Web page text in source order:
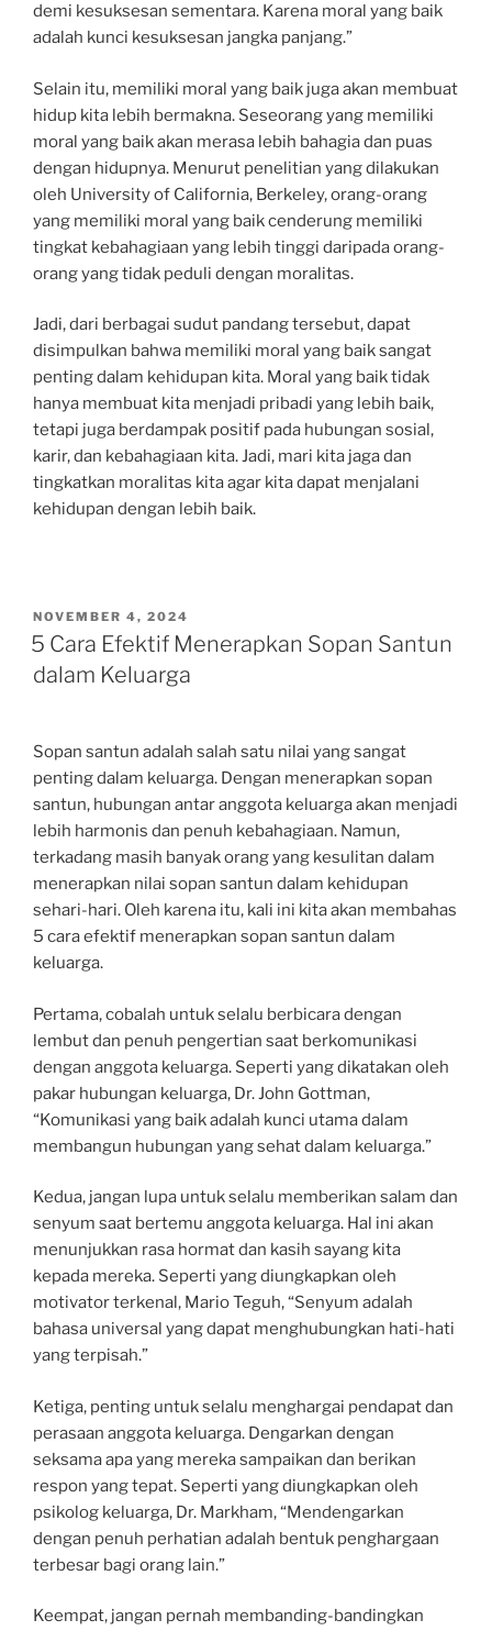
demi kesuksesan sementara. Karena moral yang baik
adalah kunci kesuksesan jangka panjang.”
Selain itu, memiliki moral yang baik juga akan membuat
hidup kita lebih bermakna. Seseorang yang memiliki
moral yang baik akan merasa lebih bahagia dan puas
dengan hidupnya. Menurut penelitian yang dilakukan
oleh University of California, Berkeley, orang-orang
yang memiliki moral yang baik cenderung memiliki
tingkat kebahagiaan yang lebih tinggi daripada orang-
orang yang tidak peduli dengan moralitas.
Jadi, dari berbagai sudut pandang tersebut, dapat
disimpulkan bahwa memiliki moral yang baik sangat
penting dalam kehidupan kita. Moral yang baik tidak
hanya membuat kita menjadi pribadi yang lebih baik,
tetapi juga berdampak positif pada hubungan sosial,
karir, dan kebahagiaan kita. Jadi, mari kita jaga dan
tingkatkan moralitas kita agar kita dapat menjalani
kehidupan dengan lebih baik.
POSTED
ON
NOVEMBER 4, 2024
5 Cara Efektif Menerapkan Sopan Santun
dalam Keluarga
Sopan santun adalah salah satu nilai yang sangat
penting dalam keluarga. Dengan menerapkan sopan
santun, hubungan antar anggota keluarga akan menjadi
lebih harmonis dan penuh kebahagiaan. Namun,
terkadang masih banyak orang yang kesulitan dalam
menerapkan nilai sopan santun dalam kehidupan
sehari-hari. Oleh karena itu, kali ini kita akan membahas
5 cara efektif menerapkan sopan santun dalam
keluarga.
Pertama, cobalah untuk selalu berbicara dengan
lembut dan penuh pengertian saat berkomunikasi
dengan anggota keluarga. Seperti yang dikatakan oleh
pakar hubungan keluarga, Dr. John Gottman,
“Komunikasi yang baik adalah kunci utama dalam
membangun hubungan yang sehat dalam keluarga.”
Kedua, jangan lupa untuk selalu memberikan salam dan
senyum saat bertemu anggota keluarga. Hal ini akan
menunjukkan rasa hormat dan kasih sayang kita
kepada mereka. Seperti yang diungkapkan oleh
motivator terkenal, Mario Teguh, “Senyum adalah
bahasa universal yang dapat menghubungkan hati-hati
yang terpisah.”
Ketiga, penting untuk selalu menghargai pendapat dan
perasaan anggota keluarga. Dengarkan dengan
seksama apa yang mereka sampaikan dan berikan
respon yang tepat. Seperti yang diungkapkan oleh
psikolog keluarga, Dr. Markham, “Mendengarkan
dengan penuh perhatian adalah bentuk penghargaan
terbesar bagi orang lain.”
Keempat, jangan pernah membanding-bandingkan